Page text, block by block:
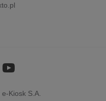
e-Kiosk S.A.